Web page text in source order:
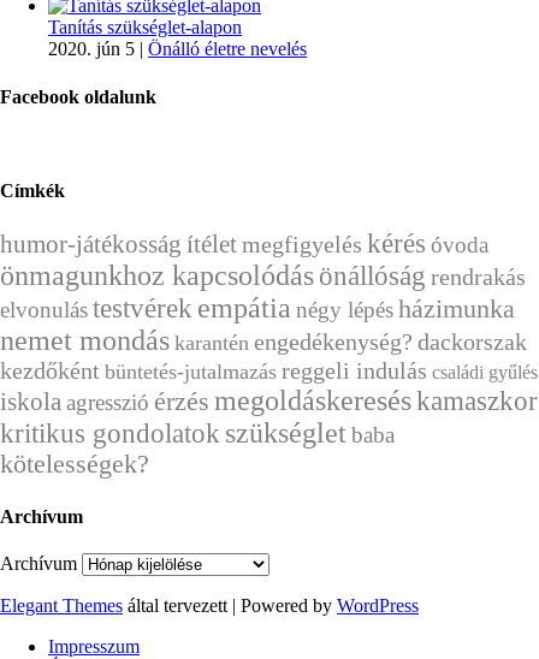
Tanítás szükséglet-alapon
2020. jún 5 | Önálló életre nevelés
Facebook oldalunk
Címkék
humor-játékosság ítéletmegfigyelés kérés óvoda
önmagunkhoz kapcsolódásönállóság rendrakás
elvonulástestvérek empátia négy lépésházimunka
nemet mondás karantén engedékenység? dackorszak
kezdőként büntetés-jutalmazás reggeli indulás családi gyűlés
iskolaagresszió érzés megoldáskereséskamaszkor
kritikus gondolatok szükségletbaba
kötelességek?
Archívum
Archívum
Elegant Themes által tervezett | Powered by WordPress
Impresszum